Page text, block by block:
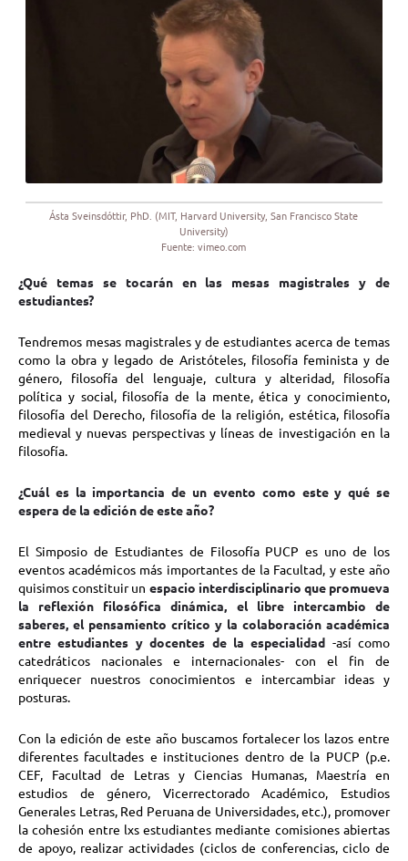
Ásta Sveinsdóttir, PhD. (MIT, Harvard University, San Francisco State
University)
Fuente: vimeo.com
¿Qué temas se tocarán en las mesas magistrales y de
estudiantes?
Tendremos mesas magistrales y de estudiantes acerca de temas
como la obra y legado de Aristóteles, filosofía feminista y de
género, filosofía del lenguaje, cultura y alteridad, filosofía
política y social, filosofía de la mente, ética y conocimiento,
filosofía del Derecho, filosofía de la religión, estética, filosofía
medieval y nuevas perspectivas y líneas de investigación en la
filosofía.
¿Cuál es la importancia de un evento como este y qué se
espera de la edición de este año?
El Simposio de Estudiantes de Filosofía PUCP es uno de los
eventos académicos más importantes de la Facultad, y este año
quisimos constituir un espacio interdisciplinario que promueva
la reflexión filosófica dinámica, el libre intercambio de
saberes, el pensamiento crítico y la colaboración académica
entre estudiantes y docentes de la especialidad -así como
catedráticos nacionales e internacionales- con el fin de
enriquecer nuestros conocimientos e intercambiar ideas y
posturas.
Con la edición de este año buscamos fortalecer los lazos entre
diferentes facultades e instituciones dentro de la PUCP (p.e.
CEF, Facultad de Letras y Ciencias Humanas, Maestría en
estudios de género, Vicerrectorado Académico, Estudios
Generales Letras, Red Peruana de Universidades, etc.), promover
la cohesión entre lxs estudiantes mediante comisiones abiertas
de apoyo, realizar actividades (ciclos de conferencias, ciclo de